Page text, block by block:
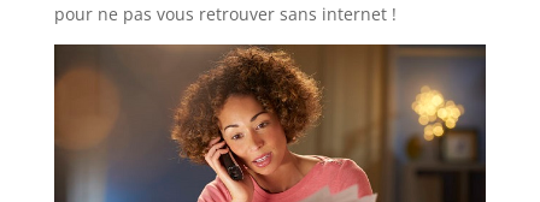
pour ne pas vous retrouver sans internet !